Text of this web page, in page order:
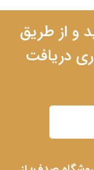
و از طریق
دریافت